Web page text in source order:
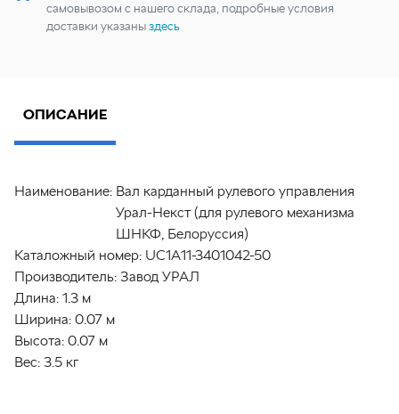
самовывозом с нашего склада, подробные условия
доставки указаныздесь
ОПИСАНИЕ
Наименование: Вал карданный рулевого управления
Урал-Некст (для рулевого механизма
ШНКФ, Белоруссия)
Каталожный номер: UC1A11-3401042-50
Производитель: Завод УРАЛ
Длина: 1.3 м
Ширина: 0.07 м
Высота: 0.07 м
Вес: 3.5 кг